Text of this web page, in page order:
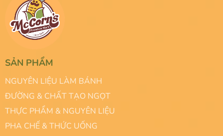
SẢN PHẨM
NGUYÊN LIỆU LÀM BÁNH
ĐƯỜNG & CHẤT TẠO NGỌT
THỰC PHẨM & NGUYÊN LIỆU
PHA CHẾ & THỨC UỐNG